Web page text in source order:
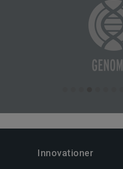
Innovationer